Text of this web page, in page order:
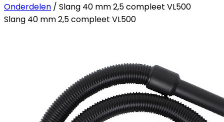
Onderdelen / Slang 40 mm 2,5 compleet VL500
Slang 40 mm 2,5 compleet VL500